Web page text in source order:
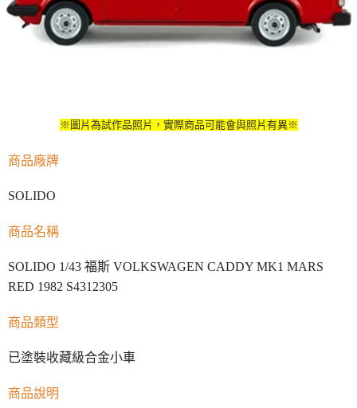
※圖片為試作品照片，實際商品可能會與照片有異※
商品廠牌
SOLIDO
商品名稱
SOLIDO 1/43 福斯 VOLKSWAGEN CADDY MK1 MARS
RED 1982 S4312305
商品類型
已塗裝收藏級合金小車
商品說明